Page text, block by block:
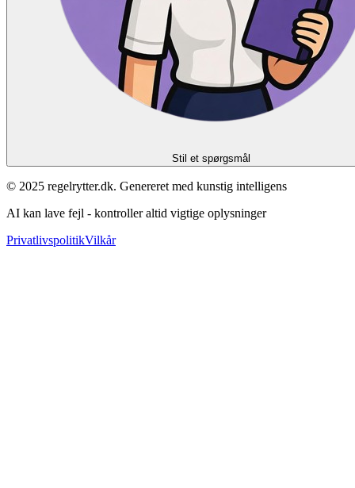
Stil et spørgsmål
© 2025 regelrytter.dk. Genereret med kunstig intelligens
AI kan lave fejl - kontroller altid vigtige oplysninger
PrivatlivspolitikVilkår